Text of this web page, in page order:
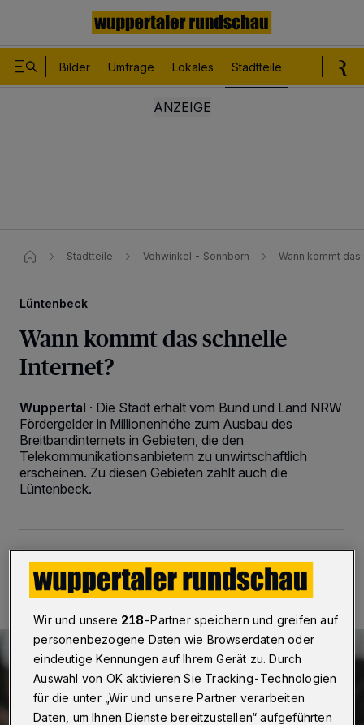
Bilder Umfrage Lokales Stadtteile
Stadtteile Vohwinkel - Sonnborn Wann kommt
Lüntenbeck
Wann kommt das schnelle
Internet?
Wuppertal · Die Stadt erhält vom Bund und Land NRW
Fördergelder in Millionenhöhe zum Ausbau des
Breitbandinternets in Gebieten, die den
Telekommunikationsanbietern zu unwirtschaftlich
erscheinen. Zu diesen Gebieten zählt auch die
Lüntenbeck.
Wir und unsere 218-Partner speichern und greifen auf
personenbezogene Daten wie Browserdaten oder
eindeutige Kennungen auf Ihrem Gerät zu. Durch
Auswahl von OK aktivieren Sie Tracking-Technologien
für die unter „Wir und unsere Partner verarbeiten
Daten, um Ihnen Dienste bereitzustellen“ aufgeführten